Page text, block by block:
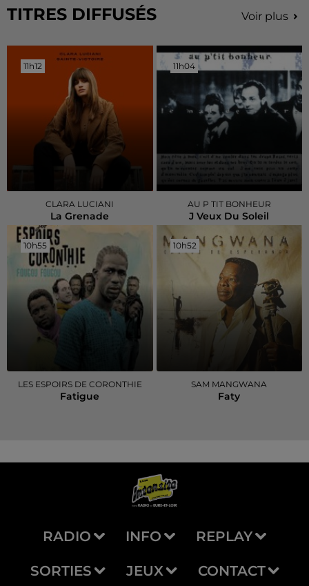
TITRES DIFFUSÉS Voir plus
11h12
11h12
CLARA LUCIANI
La Grenade
11h04
11h04
AU P TIT BONHEUR
J Veux Du Soleil
10h55
10h55
LES ESPOIRS DE CORONTHIE
Fatigue
10h52
10h52
SAM MANGWANA
Faty
RADIO INFO REPLAY
SORTIES JEUX CONTACT